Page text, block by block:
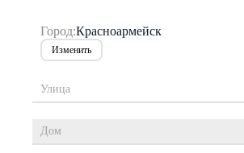
Город:Красноармейск
Изменить